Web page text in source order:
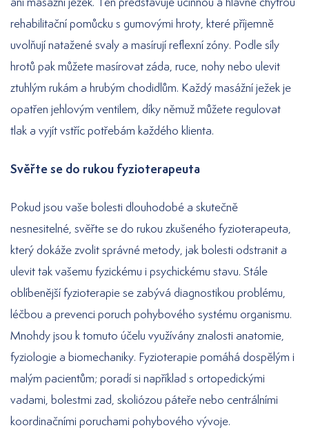
rehabilitační pomůcku s gumovými hroty, které příjemně
uvolňují natažené svaly a masírují reflexní zóny. Podle síly
hrotů pak můžete masírovat záda, ruce, nohy nebo ulevit
ztuhlým rukám a hrubým chodidlům. Každý masážní ježek je
opatřen jehlovým ventilem, díky němuž můžete regulovat
tlak a vyjít vstříc potřebám každého klienta.
Svěřte se do rukou fyzioterapeuta
Pokud jsou vaše bolesti dlouhodobé a skutečně
nesnesitelné, svěřte se do rukou zkušeného fyzioterapeuta,
který dokáže zvolit správné metody, jak bolesti odstranit a
ulevit tak vašemu fyzickému i psychickému stavu. Stále
oblíbenější fyzioterapie se zabývá diagnostikou problému,
léčbou a prevenci poruch pohybového systému organismu.
Mnohdy jsou k tomuto účelu využívány znalosti anatomie,
fyziologie a biomechaniky. Fyzioterapie pomáhá dospělým i
malým pacientům; poradí si například s ortopedickými
vadami, bolestmi zad, skoliózou páteře nebo centrálními
koordinačními poruchami pohybového vývoje.